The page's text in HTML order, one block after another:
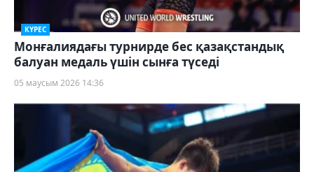
КҮРЕС
Монғалиядағы турнирде бес қазақстандық
балуан медаль үшін сынға түседі
05 маусым 2026 14:36